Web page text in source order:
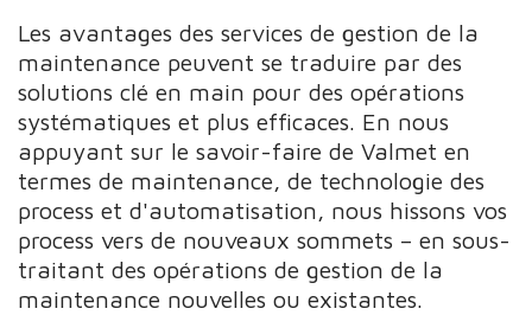
Les avantages des services de gestion de la
maintenance peuvent se traduire par des
solutions clé en main pour des opérations
systématiques et plus efficaces. En nous
appuyant sur le savoir-faire de Valmet en
termes de maintenance, de technologie des
process et d'automatisation, nous hissons vos
process vers de nouveaux sommets – en sous-
traitant des opérations de gestion de la
maintenance nouvelles ou existantes.